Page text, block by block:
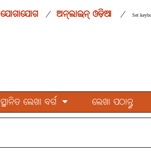
ଯୋଗାଯୋଗ / ଅନ୍‌ଲାଇନ୍ ଓଡ଼ିଆ / Set
ସ୍ଥାନିତ ଲେଖା ବର୍ଗ ଲେଖା ପଠାନ୍ତୁ